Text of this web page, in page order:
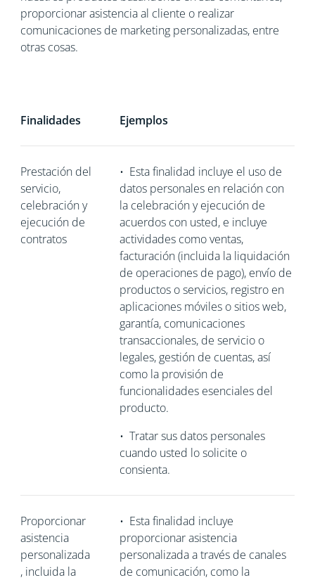
proporcionar asistencia al cliente o realizar
comunicaciones de marketing personalizadas, entre
otras cosas.
Finalidades Ejemplos
Prestación del
servicio,
celebración y
ejecución de
contratos
• Esta finalidad incluye el uso de
datos personales en relación con
la celebración y ejecución de
acuerdos con usted, e incluye
actividades como ventas,
facturación (incluida la liquidación
de operaciones de pago), envío de
productos o servicios, registro en
aplicaciones móviles o sitios web,
garantía, comunicaciones
transaccionales, de servicio o
legales, gestión de cuentas, así
como la provisión de
funcionalidades esenciales del
producto.
• Tratar sus datos personales
cuando usted lo solicite o
consienta.
Proporcionar
asistencia
personalizada
, incluida la
• Esta finalidad incluye
proporcionar asistencia
personalizada a través de canales
de comunicación, como la